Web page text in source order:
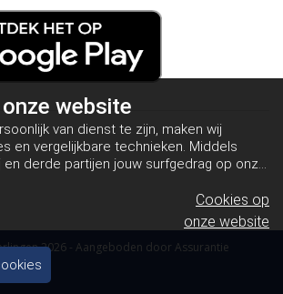
2026 - Aangeboden door Assurantie
onze website
van dienst te zijn, maken wij
en vergelijkbare technieken. Middels
en derde partijen jouw surfgedrag op onze
jou mogelijk om informatie te delen via
Cookies op
onze website